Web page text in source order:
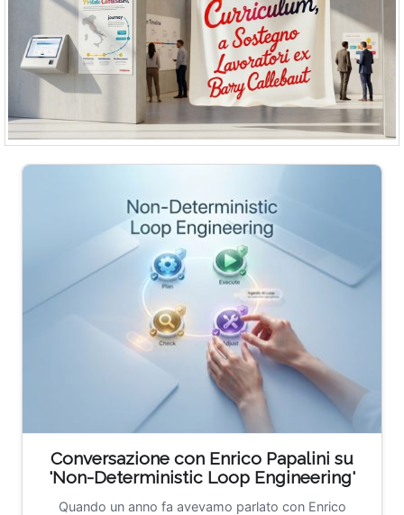
Conversazione con Enrico Papalini su
'Non-Deterministic Loop Engineering'
Quando un anno fa avevamo parlato con Enrico